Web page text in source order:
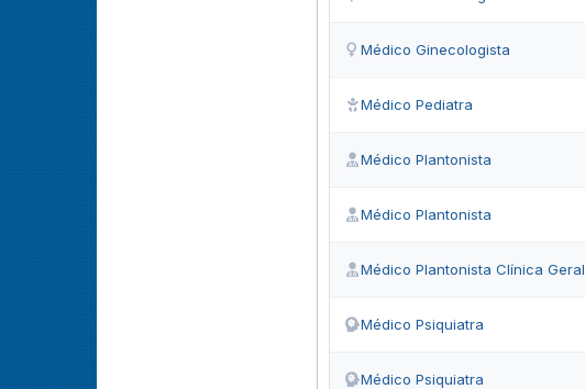
Médico Ginecologista
Médico Pediatra
Médico Plantonista
Médico Plantonista
Médico Plantonista Clínica Geral
Médico Psiquiatra
Médico Psiquiatra